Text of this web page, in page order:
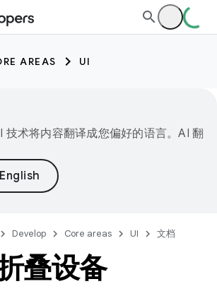
AREAS UI
术将内容翻译成您偏好的语言。AI 翻
Develop Core areas UI 文档
叠设备